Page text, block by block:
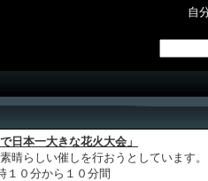
自
日本一大きな花火大会」
晴らしい催しを行おうとしています。
０分から１０分間